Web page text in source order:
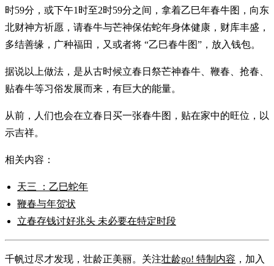
时59分，或下午1时至2时59分之间，拿着乙巳年春牛图，向东
北财神方祈愿，请春牛与芒神保佑蛇年身体健康，财库丰盛，
多结善缘，广种福田，又或者将 “乙巳春牛图”，放入钱包。
据说以上做法，是从古时候立春日祭芒神春牛、鞭春、抢春、
贴春牛等习俗发展而来，有巨大的能量。
从前，人们也会在立春日买一张春牛图，贴在家中的旺位，以
示吉祥。
相关内容：
天三 ：乙巳蛇年
鞭春与年贺状
立春存钱讨好兆头 未必要在特定时段
千帆过尽才发现，壮龄正美丽。关注壮龄go! 特制内容 ，加入